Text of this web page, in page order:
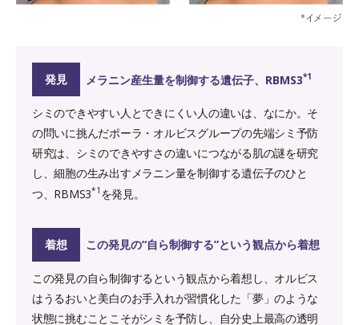
発見 メラニン産生量を制御する遺伝子、RBMS3*1
シミのできやすい人とできにくい人の違いは、なにか。そ
の問いに挑んだポーラ・オルビスグループの先端シミ予防
研究は、シミのできやすさの違いにつながる肌の謎を研究
し、細胞の生み出すメラニン量を制御する遺伝子のひと
つ、RBMS3*1 を発見。
着想 この発見の“自ら制御する”という観点から着想
この発見の自ら制御するという観点から着想し、オルビス
はうるおいと美白のお手入れが習慣化した「夢」のような
状態に挑むことこそがシミを予防し、自分史上最高の透明